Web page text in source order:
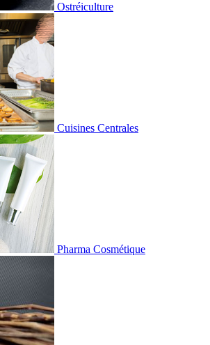
Ostréiculture
Cuisines Centrales
Pharma Cosmétique